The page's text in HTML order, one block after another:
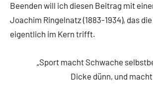
Beenden will ich diesen Beitrag mit
Joachim Ringelnatz (1883-1934), das
eigentlich im Kern trifft.
„Sport macht Schwache
Dicke dünn, und macht